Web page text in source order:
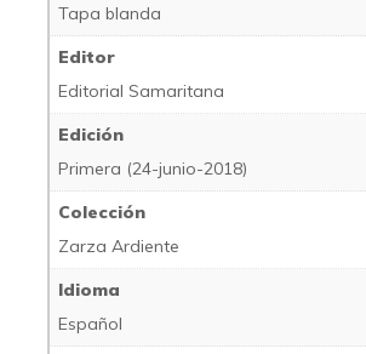
Tapa blanda
Editor
Editorial Samaritana
Edición
Primera (24-junio-2018)
Colección
Zarza Ardiente
Idioma
Español